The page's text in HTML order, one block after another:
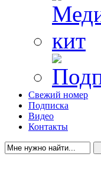
Свежий номер
Подписка
Видео
Контакты